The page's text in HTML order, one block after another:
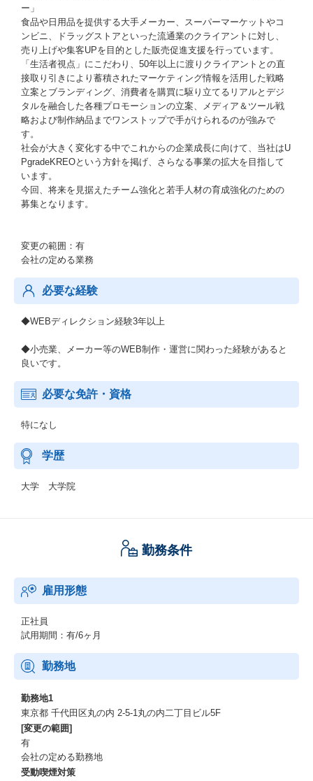
ー」
食品や日用品を提供する大手メーカー、スーパーマーケットやコ
ンビニ、ドラッグストアといった流通業のクライアントに対し、
売り上げや集客UPを目的とした販売促進支援を行っています。
「生活者視点」にこだわり、50年以上に渡りクライアントとの直
接取り引きにより蓄積されたマーケティング情報を活用した戦略
立案とブランディング、消費者を購買に駆り立てるリアルとデジ
タルを融合した各種プロモーションの立案、メディア＆ツール戦
略および制作納品までワンストップで手がけられるのが強みで
す。
社会が大きく変化する中でこれからの企業成長に向けて、当社はU
PgradeKREOという方針を掲げ、さらなる事業の拡大を目指して
います。
今回、将来を見据えたチーム強化と若手人材の育成強化のための
募集となります。
変更の範囲：有
会社の定める業務
必要な経験
◆WEBディレクション経験3年以上
◆小売業、メーカー等のWEB制作・運営に関わった経験があると
良いです。
必要な免許・資格
特になし
学歴
大学 大学院
勤務条件
雇用形態
正社員
試用期間：有/6ヶ月
勤務地
勤務地1
東京都 千代田区丸の内 2-5-1丸の内二丁目ビル5F
[変更の範囲]
有
会社の定める勤務地
受動喫煙対策